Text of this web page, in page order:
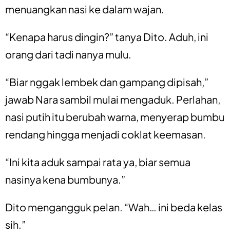
menuangkan nasi ke dalam wajan.
“Kenapa harus dingin?” tanya Dito. Aduh, ini
orang dari tadi nanya mulu.
“Biar nggak lembek dan gampang dipisah,”
jawab Nara sambil mulai mengaduk. Perlahan,
nasi putih itu berubah warna, menyerap bumbu
rendang hingga menjadi coklat keemasan.
“Ini kita aduk sampai rata ya, biar semua
nasinya kena bumbunya.”
Dito mengangguk pelan. “Wah… ini beda kelas
sih.”